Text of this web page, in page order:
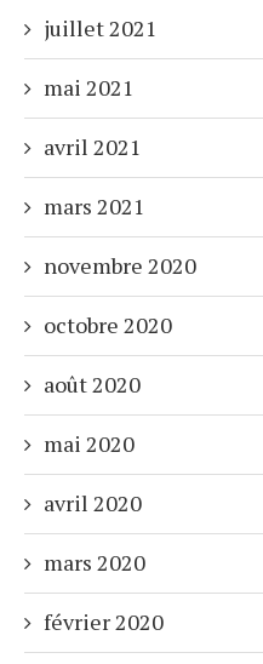
juillet 2021
mai 2021
avril 2021
mars 2021
novembre 2020
octobre 2020
août 2020
mai 2020
avril 2020
mars 2020
février 2020